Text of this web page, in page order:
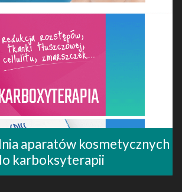
aparatów kosmetycznych
karboksyterapii